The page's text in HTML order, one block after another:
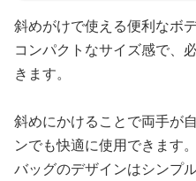
斜めがけで使える便利なボ
コンパクトなサイズ感で、
きます。
斜めにかけることで両手が
ンでも快適に使用できます。
バッグのデザインはシンプ